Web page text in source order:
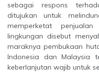
sebagai respons
ditujukan untuk
memperketat
lingkungan disebut
maraknya pembukaan
Indonesia dan Malaysia
keberlanjutan wajib untuk